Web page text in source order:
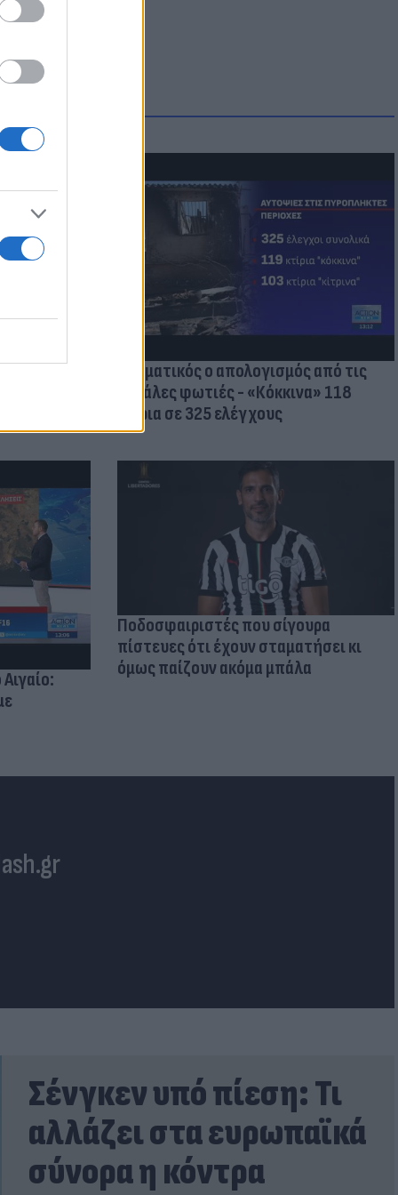
Οι
Δραματικός ο απολογισμός από τις
μεγάλες φωτιές - «Κόκκινα» 118
κτίρια σε 325 ελέγχους
Ποδοσφαιριστές που σίγουρα
πίστευες ότι έχουν σταματήσει κι
όμως παίζουν ακόμα μπάλα
Σένγκεν υπό πίεση: Τι
αλλάζει στα ευρωπαϊκά
σύνορα η κόντρα